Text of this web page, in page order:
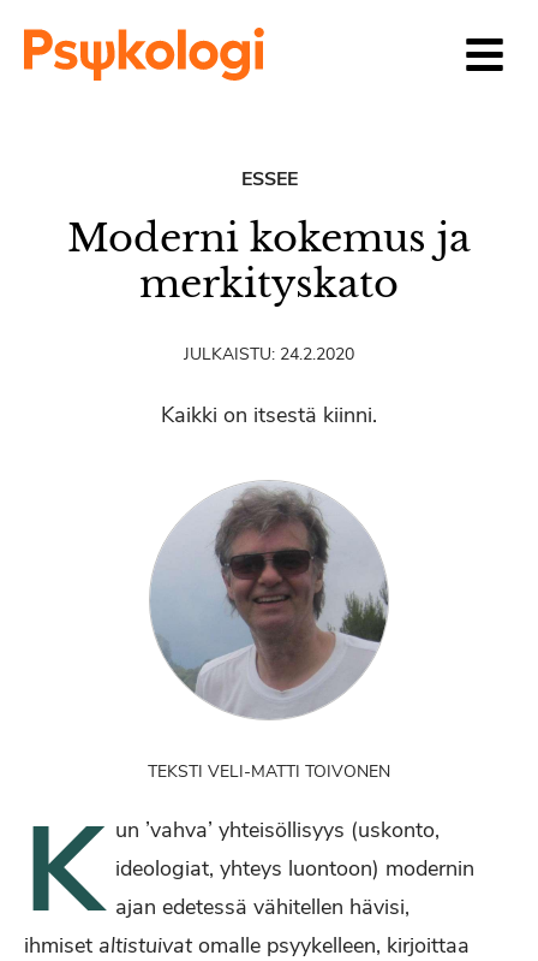
ESSEE
Moderni kokemus ja
merkityskato
JULKAISTU: 24.2.2020
Kaikki on itsestä kiinni.
TEKSTI VELI-MATTI TOIVONEN
K un ’vahva’ yhteisöllisyys (uskonto,
ideologiat, yhteys luontoon) modernin
ajan edetessä vähitellen hävisi,
ihmiset altistuivat omalle psyykelleen, kirjoittaa